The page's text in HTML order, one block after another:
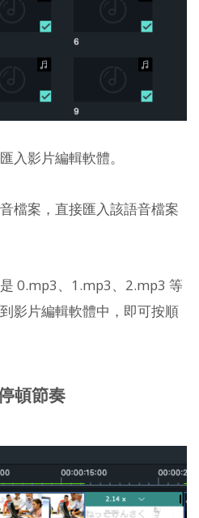
入影片編輯軟體。
檔案，直接匯入該語音檔案
0.mp3、1.mp3、2.mp3 等
影片編輯軟體中，即可按順
頓節奏